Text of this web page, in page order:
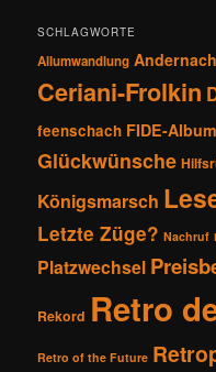
SCHLAGWORTE
Allumwandlung Andernach
Ceriani-Frolkin
feenschach FIDE-Album
Glückwünsche
Königsmarsch
Letzte Züge? Nachruf
Platzwechsel
Rekord Retro
Retro of the Future